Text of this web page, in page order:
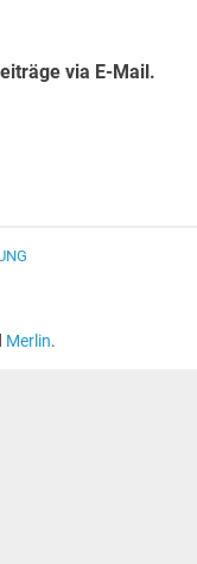
via E-Mail.
Merlin.